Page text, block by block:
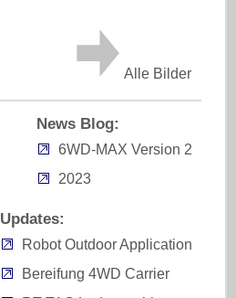
Alle Bilder
News Blog:
6WD-MAX Version 2
2023
Updates:
Robot Outdoor Application
Bereifung 4WD Carrier